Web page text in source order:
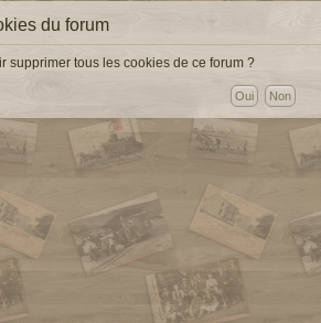
du forum
supprimer tous les cookies de ce forum ?